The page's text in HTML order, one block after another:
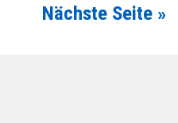
Nächste Seite »